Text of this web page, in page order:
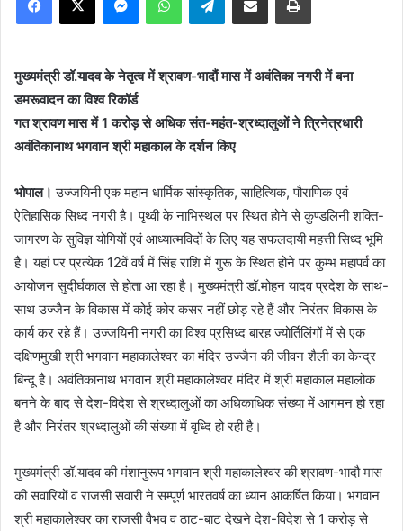
मुख्यमंत्री डॉ.यादव के नेतृत्व में श्रावण-भादौं मास में अवंतिका नगरी में बना
डमरूवादन का विश्व रिकॉर्ड
गत श्रावण मास में 1 करोड़ से अधिक संत-महंत-श्रध्दालुओं ने त्रिनेत्रधारी
अवंतिकानाथ भगवान श्री महाकाल के दर्शन किए
भोपाल। उज्जयिनी एक महान धार्मिक सांस्कृतिक, साहित्यिक, पौराणिक एवं
ऐतिहासिक सिध्द नगरी है। पृथ्वी के नाभिस्थल पर स्थित होने से कुण्डलिनी शक्ति-
जागरण के सुविज्ञ योगियों एवं आध्यात्मविदों के लिए यह सफलदायी महत्ती सिध्द भूमि
है। यहां पर प्रत्येक 12वें वर्ष में सिंह राशि में गुरू के स्थित होने पर कुम्भ महापर्व का
आयोजन सुदीर्घकाल से होता आ रहा है। मुख्यमंत्री डॉ.मोहन यादव प्रदेश के साथ-
साथ उज्जैन के विकास में कोई कोर कसर नहीं छोड़ रहे हैं और निरंतर विकास के
कार्य कर रहे हैं। उज्जयिनी नगरी का विश्व प्रसिध्द बारह ज्योर्तिलिंगों में से एक
दक्षिणमुखी श्री भगवान महाकालेश्वर का मंदिर उज्जैन की जीवन शैली का केन्द्र
बिन्दू है। अवंतिकानाथ भगवान श्री महाकालेश्वर मंदिर में श्री महाकाल महालोक
बनने के बाद से देश-विदेश से श्रध्दालुओं का अधिकाधिक संख्या में आगमन हो रहा
है और निरंतर श्रध्दालुओं की संख्या में वृध्दि हो रही है।
मुख्यमंत्री डॉ.यादव की मंशानुरूप भगवान श्री महाकालेश्वर की श्रावण-भादौ मास
की सवारियों व राजसी सवारी ने सम्पूर्ण भारतवर्ष का ध्यान आकर्षित किया। भगवान
श्री महाकालेश्वर का राजसी वैभव व ठाट-बाट देखने देश-विदेश से 1 करोड़ से